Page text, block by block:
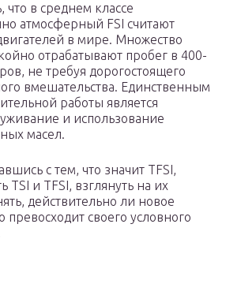
что в среднем классе
атмосферный FSI считают
в мире. Множество
отрабатывают пробег в 400-
не требуя дорогостоящего
вмешательства. Единственным
работы является
и использование
масел.
с тем, что значит TFSI,
TSI и TFSI, взглянуть на их
действительно ли новое
превосходит своего условного